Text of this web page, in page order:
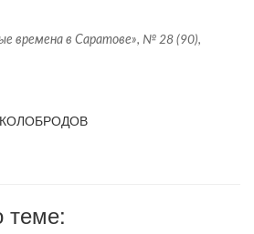
времена в Саратове», № 28 (90),
КОЛОБРОДОВ
теме: